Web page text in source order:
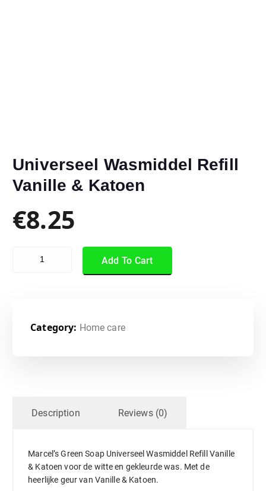
Universeel Wasmiddel Refill
Vanille & Katoen
€8.25
Add To Cart
Category: Home care
Description Reviews (0)
Marcel’s Green Soap Universeel Wasmiddel Refill Vanille
& Katoen voor de witte en gekleurde was. Met de
heerlijke geur van Vanille & Katoen.